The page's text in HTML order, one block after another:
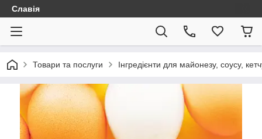
Славія
Товари та послуги Інгредієнти для майонезу, соусу,